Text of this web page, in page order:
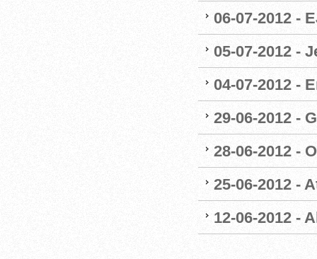
06-07-2012 -
05-07-2012 -
04-07-2012 -
29-06-2012 -
28-06-2012 -
25-06-2012 -
12-06-2012 -